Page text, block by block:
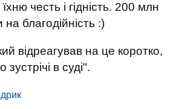
честь і гідність. 200 млн
на благодійність :)
відреагував на це коротко,
зустрічі в суді".